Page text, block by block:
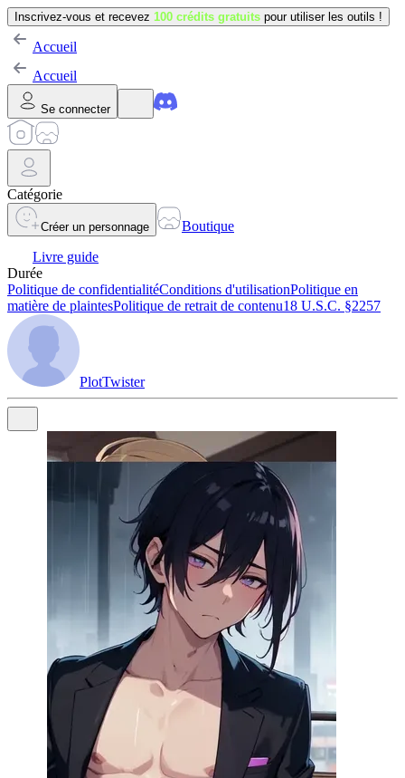
Inscrivez-vous et recevez 100 crédits gratuits pour utiliser les outils !
Accueil
Accueil
Se connecter
Catégorie
Créer un personnage
Boutique
Livre guide
Durée
Politique de confidentialitéConditions d'utilisationPolitique en
matière de plaintesPolitique de retrait de contenu18 U.S.C. §2257
PlotTwister